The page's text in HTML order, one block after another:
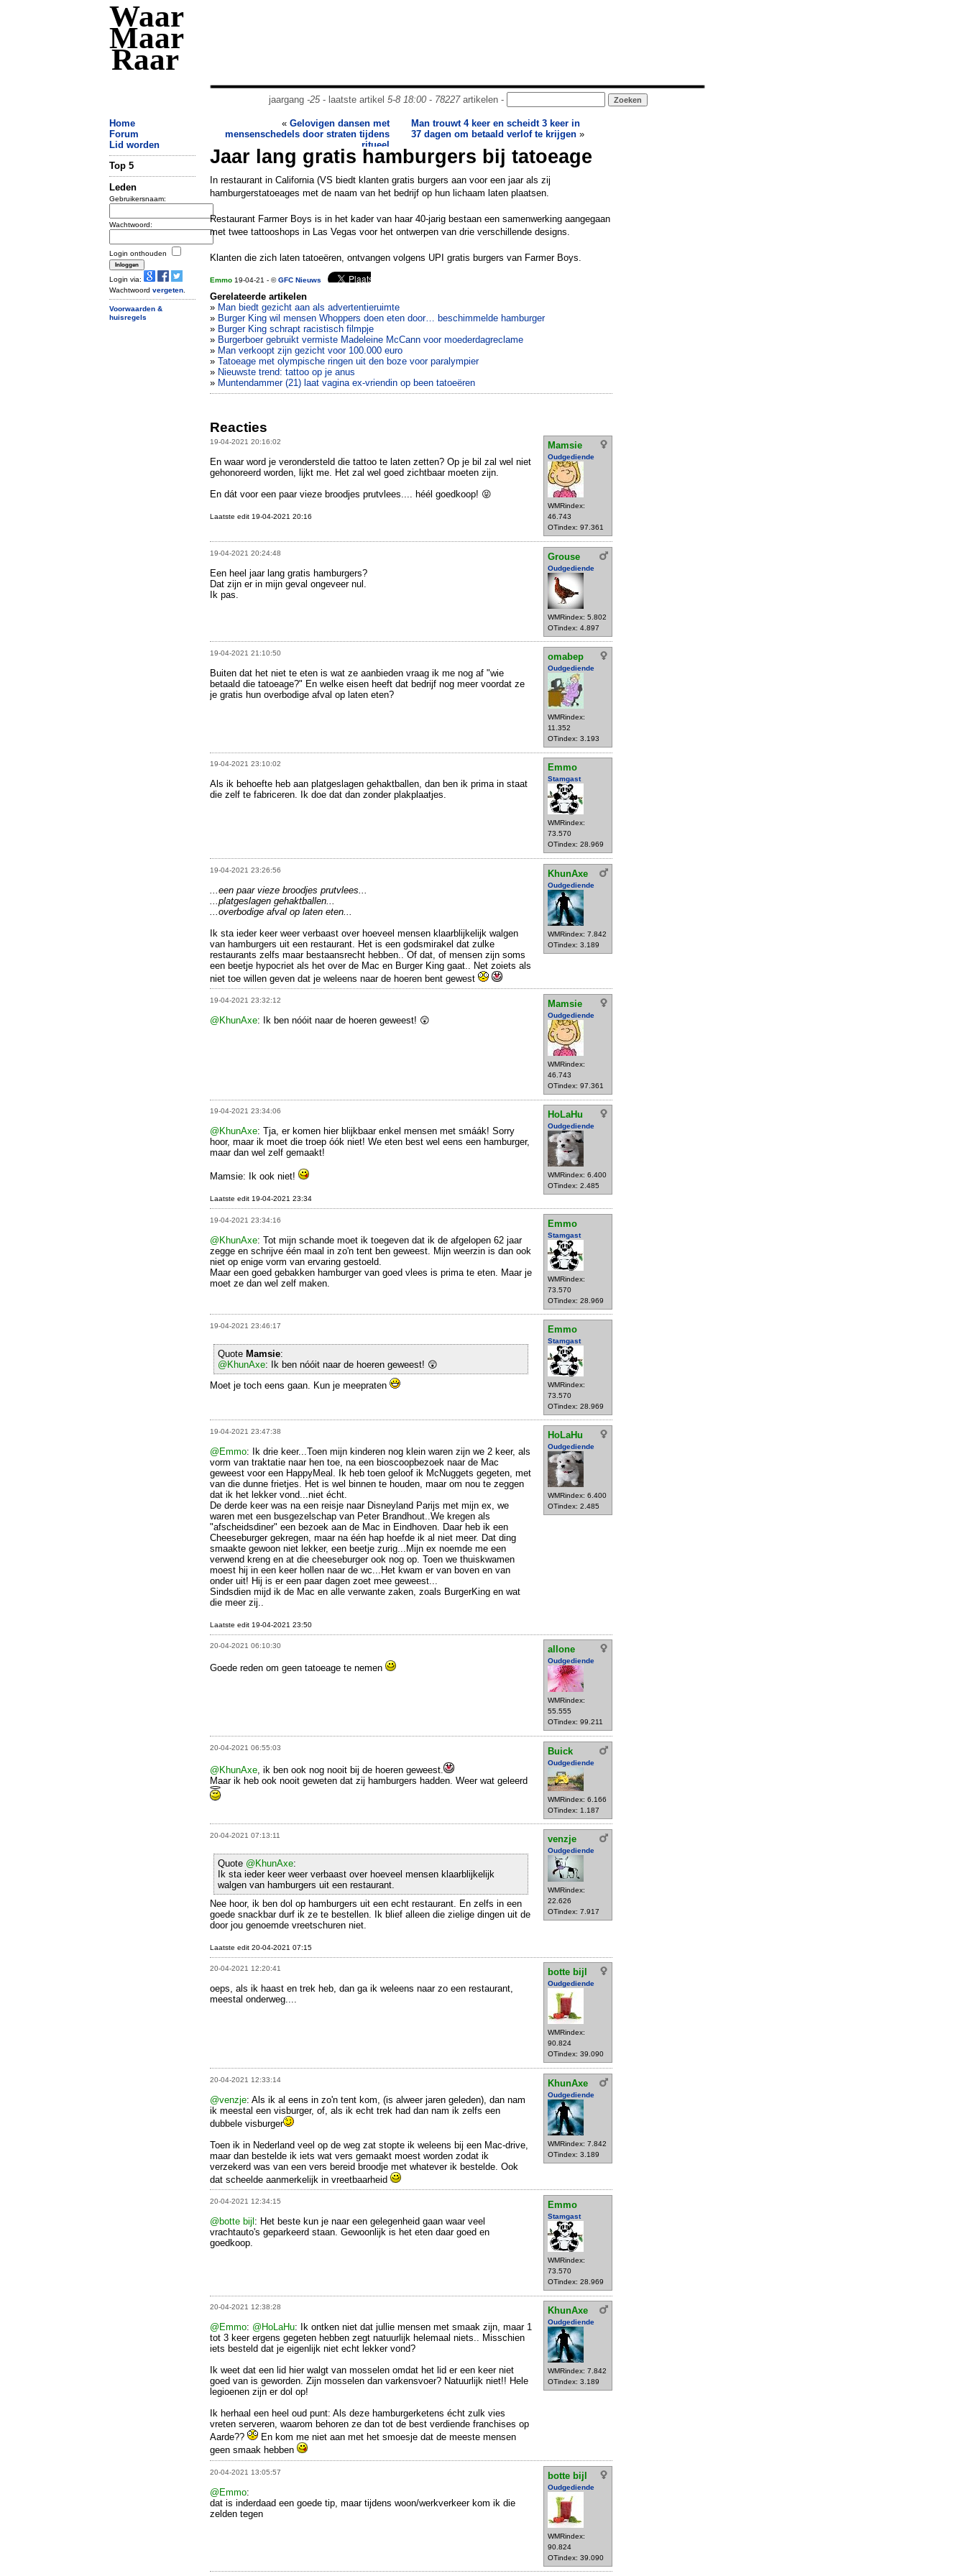
Waar
Maar
Raar
jaargang -25- laatste artikel 5-8 18:00- 78227artikelen -
Home
Forum
Lid worden
Top 5
Leden
Gebruikersnaam:
Wachtwoord:
Login onthouden
Login via:
Wachtwoord vergeten
Voorwaarden &
huisregels
« Gelovigen dansen met
mensenschedels door straten tijdens
ritueel
Man trouwt 4 keer en scheidt 3 keer in
37 dagen om betaald verlof te krijgen »
Jaar lang gratis hamburgers bij tatoeage
In restaurant in California (VS biedt klanten gratis burgers aan voor een jaar als zij
hamburgerstatoeages met de naam van het bedrijf op hun lichaam laten plaatsen.
Restaurant Farmer Boys is in het kader van haar 40-jarig bestaan een samenwerking aangegaan
met twee tattooshops in Las Vegas voor het ontwerpen van drie verschillende designs.
Klanten die zich laten tatoeëren, ontvangen volgens UPI gratis burgers van Farmer Boys.
Emmo 19-04-21 - ©GFC Nieuws
Gerelateerde artikelen
» Man biedt gezicht aan als advertentieruimte
» Burger King wil mensen Whoppers doen eten door… beschimmelde hamburger
» Burger King schrapt racistisch filmpje
» Burgerboer gebruikt vermiste Madeleine McCann voor moederdagreclame
» Man verkoopt zijn gezicht voor 100.000 euro
» Tatoeage met olympische ringen uit den boze voor paralympier
» Nieuwste trend: tattoo op je anus
» Muntendammer (21) laat vagina ex-vriendin op been tatoeëren
Reacties
19-04-2021 20:16:02 Mamsie
Oudgediende
WMRindex:
46.743
OTindex: 97.361
En waar word je verondersteld die tattoo te laten zetten? Op je bil zal wel niet
gehonoreerd worden, lijkt me. Het zal wel goed zichtbaar moeten zijn.
En dát voor een paar vieze broodjes prutvlees.... héél goedkoop! 😝
Laatste edit 19-04-2021 20:16
19-04-2021 20:24:48 Grouse
Oudgediende
WMRindex: 5.802
OTindex: 4.897
Een heel jaar lang gratis hamburgers?
Dat zijn er in mijn geval ongeveer nul.
Ik pas.
19-04-2021 21:10:50 omabep
Oudgediende
WMRindex:
11.352
OTindex: 3.193
Buiten dat het niet te eten is wat ze aanbieden vraag ik me nog af "wie
betaald die tatoeage?" En welke eisen heeft dat bedrijf nog meer voordat ze
je gratis hun overbodige afval op laten eten?
19-04-2021 23:10:02 Emmo
Stamgast
WMRindex:
73.570
OTindex: 28.969
Als ik behoefte heb aan platgeslagen gehaktballen, dan ben ik prima in staat
die zelf te fabriceren. Ik doe dat dan zonder plakplaatjes.
19-04-2021 23:26:56 KhunAxe
Oudgediende
WMRindex: 7.842
OTindex: 3.189
...een paar vieze broodjes prutvlees...
...platgeslagen gehaktballen...
...overbodige afval op laten eten...
Ik sta ieder keer weer verbaast over hoeveel mensen klaarblijkelijk walgen
van hamburgers uit een restaurant. Het is een godsmirakel dat zulke
restaurants zelfs maar bestaansrecht hebben.. Of dat, of mensen zijn soms
een beetje hypocriet als het over de Mac en Burger King gaat.. Net zoiets als
niet toe willen geven dat je weleens naar de hoeren bent gewest
19-04-2021 23:32:12 Mamsie
Oudgediende
WMRindex:
46.743
OTindex: 97.361
@KhunAxe: Ik ben nóóit naar de hoeren geweest! 😲
19-04-2021 23:34:06 HoLaHu
Oudgediende
WMRindex: 6.400
OTindex: 2.485
@KhunAxe: Tja, er komen hier blijkbaar enkel mensen met smáák! Sorry
hoor, maar ik moet die troep óók niet! We eten best wel eens een hamburger,
maar dan wel zelf gemaakt!
Mamsie: Ik ook niet!
Laatste edit 19-04-2021 23:34
19-04-2021 23:34:16 Emmo
Stamgast
WMRindex:
73.570
OTindex: 28.969
@KhunAxe: Tot mijn schande moet ik toegeven dat ik de afgelopen 62 jaar
zegge en schrijve één maal in zo'n tent ben geweest. Mijn weerzin is dan ook
niet op enige vorm van ervaring gestoeld.
Maar een goed gebakken hamburger van goed vlees is prima te eten. Maar je
moet ze dan wel zelf maken.
19-04-2021 23:46:17 Emmo
Stamgast
WMRindex:
73.570
OTindex: 28.969
Quote Mamsie:
@KhunAxe: Ik ben nóóit naar de hoeren geweest! 😲
Moet je toch eens gaan. Kun je meepraten
19-04-2021 23:47:38 HoLaHu
Oudgediende
WMRindex: 6.400
OTindex: 2.485
@Emmo: Ik drie keer...Toen mijn kinderen nog klein waren zijn we 2 keer, als
vorm van traktatie naar hen toe, na een bioscoopbezoek naar de Mac
geweest voor een HappyMeal. Ik heb toen geloof ik McNuggets gegeten, met
van die dunne frietjes. Het is wel binnen te houden, maar om nou te zeggen
dat ik het lekker vond...niet écht.
De derde keer was na een reisje naar Disneyland Parijs met mijn ex, we
waren met een busgezelschap van Peter Brandhout..We kregen als
"afscheidsdiner" een bezoek aan de Mac in Eindhoven. Daar heb ik een
Cheeseburger gekregen, maar na één hap hoefde ik al niet meer. Dat ding
smaakte gewoon niet lekker, een beetje zurig...Mijn ex noemde me een
verwend kreng en at die cheeseburger ook nog op. Toen we thuiskwamen
moest hij in een keer hollen naar de wc...Het kwam er van boven en van
onder uit! Hij is er een paar dagen zoet mee geweest...
Sindsdien mijd ik de Mac en alle verwante zaken, zoals BurgerKing en wat
die meer zij..
Laatste edit 19-04-2021 23:50
20-04-2021 06:10:30 allone
Oudgediende
WMRindex:
55.555
OTindex: 99.211
Goede reden om geen tatoeage te nemen
20-04-2021 06:55:03 Buick
Oudgediende
WMRindex: 6.166
OTindex: 1.187
@KhunAxe , ik ben ook nog nooit bij de hoeren geweest.
Maar ik heb ook nooit geweten dat zij hamburgers hadden. Weer wat geleerd
20-04-2021 07:13:11 venzje
Oudgediende
WMRindex:
22.626
OTindex: 7.917
Quote @KhunAxe:
Ik sta ieder keer weer verbaast over hoeveel mensen klaarblijkelijk
walgen van hamburgers uit een restaurant.
Nee hoor, ik ben dol op hamburgers uit een echt restaurant. En zelfs in een
goede snackbar durf ik ze te bestellen. Ik blief alleen die zielige dingen uit de
door jou genoemde vreetschuren niet.
Laatste edit 20-04-2021 07:15
20-04-2021 12:20:41 botte bijl
Oudgediende
WMRindex:
90.824
OTindex: 39.090
oeps, als ik haast en trek heb, dan ga ik weleens naar zo een restaurant,
meestal onderweg....
20-04-2021 12:33:14 KhunAxe
Oudgediende
WMRindex: 7.842
OTindex: 3.189
@venzje: Als ik al eens in zo'n tent kom, (is alweer jaren geleden), dan nam
ik meestal een visburger, of, als ik echt trek had dan nam ik zelfs een
dubbele visburger
Toen ik in Nederland veel op de weg zat stopte ik weleens bij een Mac-drive,
maar dan bestelde ik iets wat vers gemaakt moest worden zodat ik
verzekerd was van een vers bereid broodje met whatever ik bestelde. Ook
dat scheelde aanmerkelijk in vreetbaarheid
20-04-2021 12:34:15 Emmo
Stamgast
WMRindex:
73.570
OTindex: 28.969
@botte bijl : Het beste kun je naar een gelegenheid gaan waar veel
vrachtauto's geparkeerd staan. Gewoonlijk is het eten daar goed en
goedkoop.
20-04-2021 12:38:28 KhunAxe
Oudgediende
WMRindex: 7.842
OTindex: 3.189
@Emmo: @HoLaHu: Ik ontken niet dat jullie mensen met smaak zijn, maar 1
tot 3 keer ergens gegeten hebben zegt natuurlijk helemaal niets.. Misschien
iets besteld dat je eigenlijk niet echt lekker vond?
Ik weet dat een lid hier walgt van mosselen omdat het lid er een keer niet
goed van is geworden. Zijn mosselen dan varkensvoer? Natuurlijk niet!! Hele
legioenen zijn er dol op!
Ik herhaal een heel oud punt: Als deze hamburgerketens écht zulk vies
vreten serveren, waarom behoren ze dan tot de best verdiende franchises op
Aarde??
En kom me niet aan met het smoesje dat de meeste mensen
geen smaak hebben
20-04-2021 13:05:57 botte bijl
Oudgediende
WMRindex:
90.824
OTindex: 39.090
@Emmo:
dat is inderdaad een goede tip, maar tijdens woon/werkverkeer kom ik die
zelden tegen